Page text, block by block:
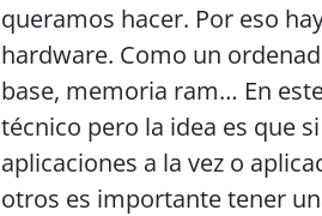
queramos hacer. Por eso
hardware. Como un
base, memoria ram… En
técnico pero la idea es que
aplicaciones a la vez o
otros es importante tener